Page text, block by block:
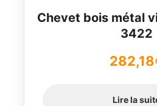
Chevet bois métal
3422
282,18
Lire la